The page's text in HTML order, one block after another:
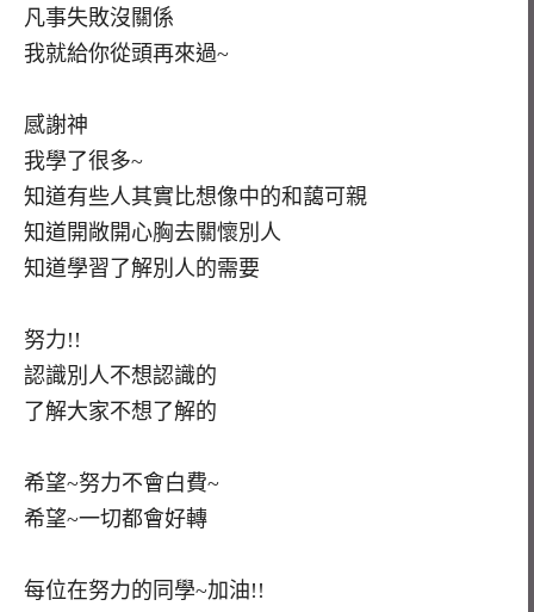
凡事失敗沒關係
我就給你從頭再來過~
感謝神
我學了很多~
知道有些人其實比想像中的和藹可親
知道開敞開心胸去關懷別人
知道學習了解別人的需要
努力!!
認識別人不想認識的
了解大家不想了解的
希望~努力不會白費~
希望~一切都會好轉
每位在努力的同學~加油!!